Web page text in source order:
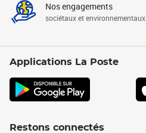
Nos engagements
sociétaux et environnementaux
Applications La Poste
Restons connectés